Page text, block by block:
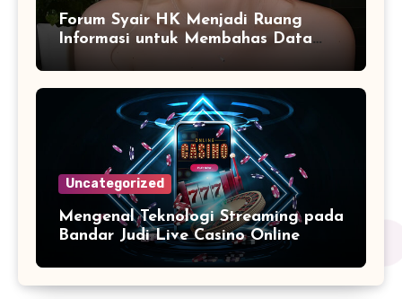
Forum Syair HK Menjadi Ruang
Informasi untuk Membahas Data
Secara Terarah
Uncategorized
Mengenal Teknologi Streaming pada
Bandar Judi Live Casino Online